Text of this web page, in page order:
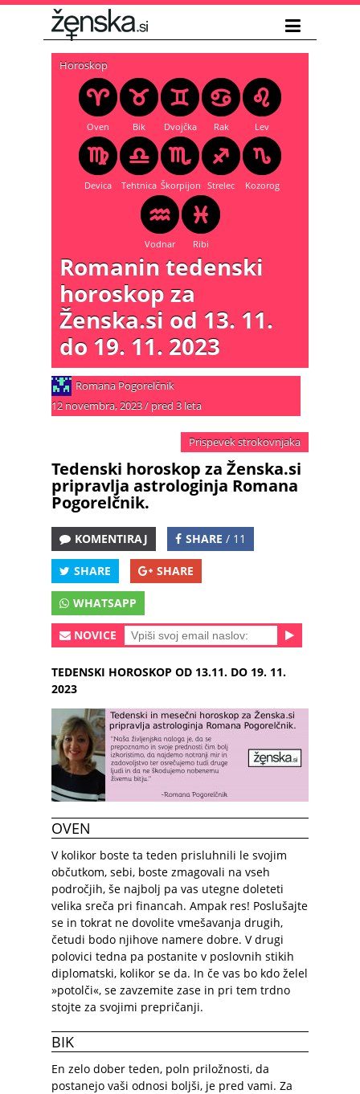
Horoskop
Oven Bik Dvojčka Rak Lev
Devica Tehtnica Škorpijon Strelec Kozorog
Vodnar Ribi
Romanin tedenski
horoskop za
Ženska.si od 13. 11.
do 19. 11. 2023
Romana Pogorelčnik
12 novembra, 2023/ pred 3 leta
Prispevek strokovnjaka
Tedenski horoskop za Ženska.si
pripravlja astrologinja Romana
Pogorelčnik.
KOMENTIRAJ SHARE / 11
SHARE SHARE
WHATSAPP
NOVICE
TEDENSKI HOROSKOP OD 13.11. DO 19. 11.
2023
OVEN
V kolikor boste ta teden prisluhnili le svojim
občutkom, sebi, boste zmagovali na vseh
področjih, še najbolj pa vas utegne doleteti
velika sreča pri financah. Ampak res! Poslušajte
se in tokrat ne dovolite vmešavanja drugih,
četudi bodo njihove namere dobre. V drugi
polovici tedna pa postanite v poslovnih stikih
diplomatski, kolikor se da. In če vas bo kdo želel
»potolči«, se zavzemite zase in pri tem trdno
stojte za svojimi prepričanji.
BIK
En zelo dober teden, poln priložnosti, da
postanejo vaši odnosi boljši, je pred vami. Za